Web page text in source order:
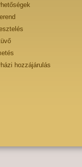
hozzájárulás